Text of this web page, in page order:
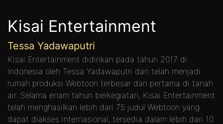
Kisai Entertainment
Tessa Yadawaputri
Kisai Entertainment didirikan pada tahun 2017 di
Indonesia oleh Tessa Yadawaputri dan telah menjadi
rumah produksi Webtoon terbesar dan pertama di tanah
air. Selama enam tahun berkegiatan, Kisai Entertainment
telah menghasilkan lebih dari 75 judul Webtoon yang
dapat diakses internasional, tersedia dalam lebih dari 10